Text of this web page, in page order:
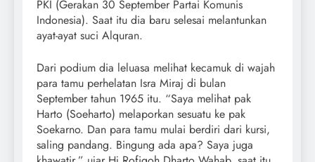
PKI (Gerakan 30 September Partai Komunis
Indonesia). Saat itu dia baru selesai melantunkan
ayat-ayat suci Alquran.
Dari podium dia leluasa melihat kecamuk di wajah
para tamu perhelatan Isra Miraj di bulan
September tahun 1965 itu. “Saya melihat pak
Harto (Soeharto) melaporkan sesuatu ke pak
Soekarno. Dan para tamu mulai berdiri dari kursi,
saling pandang. Bingung ada apa? Saya juga